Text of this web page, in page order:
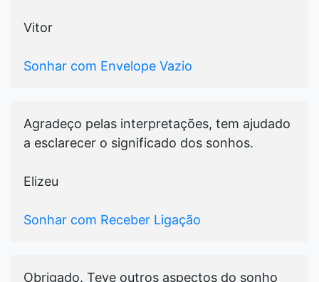
Vitor
Sonhar com Envelope Vazio
Agradeço pelas interpretações, tem ajudado
a esclarecer o significado dos sonhos.
Elizeu
Sonhar com Receber Ligação
Obrigado. Teve outros aspectos do sonho